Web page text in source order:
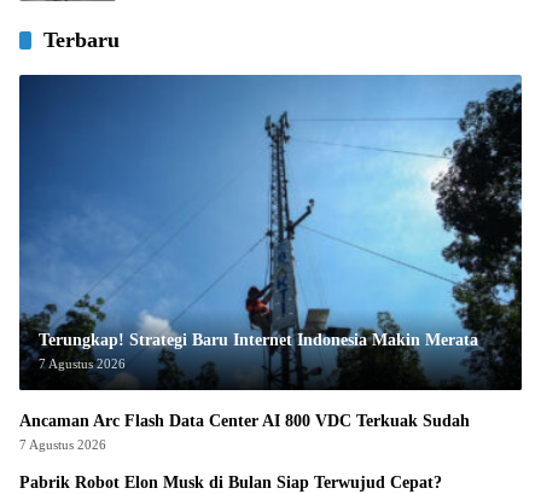
Terbaru
Terungkap! Strategi Baru Internet Indonesia Makin Merata
7 Agustus 2026
Ancaman Arc Flash Data Center AI 800 VDC Terkuak Sudah
7 Agustus 2026
Pabrik Robot Elon Musk di Bulan Siap Terwujud Cepat?